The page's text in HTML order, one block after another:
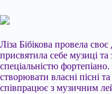
Ліза Бібікова провела
присвятила себе музиці
спеціальністю
створювати власні пісні
співпрацює з музичним